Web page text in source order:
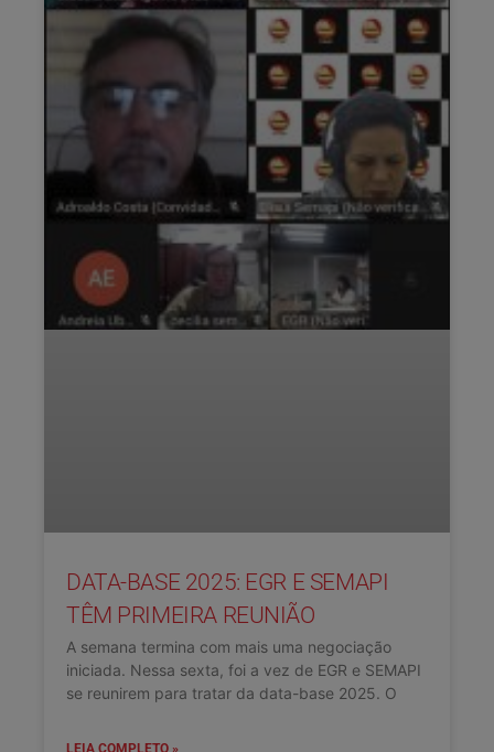
DATA-BASE 2025: EGR E SEMAPI
TÊM PRIMEIRA REUNIÃO
A semana termina com mais uma negociação
iniciada. Nessa sexta, foi a vez de EGR e SEMAPI
se reunirem para tratar da data-base 2025. O
LEIA COMPLETO »